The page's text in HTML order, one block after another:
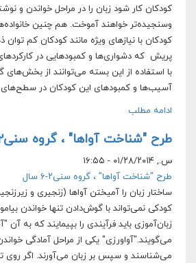
کودکان کار شود زبان را در مراحل خواندن و
وسنجیده‌تر خواهند آموخت. هم چنین
کودکان با نیازهای ویژه مانند کودکان کم توان
پریش که دشواری‌ها و کمبودهایی در کارکردهای
با استفاده از این بسته می‌توانند از بخش‌های
آسیب‌ها و کمبودهای این کودکان در سطح‌های
ادامه مطلب
طرح "شناخت آواها" ، گروه سنی۲-۶ سال
س., ۰۱/۲۸/۲۰۱۴ - ۱۶:۵۵
طرح "شناخت آواها" ، گروه سنی۲-۶ سال
ساختار زبان را آمیختن آواها (زنجیری و
کودکی نمی‌تواند با گوش‌دادن تنها خواندن
زبان‌آموزی باید فرآیندی را بپیمایند که به آن
می‌گویند."آواورزی" یکی از مراحل آمادگی
می‌شناسند و سپس بر زبان می‌آورند. اگر روی